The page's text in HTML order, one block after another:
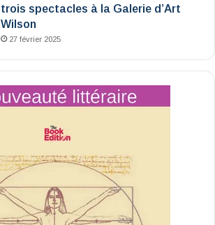
trois spectacles à la Galerie d’Art
Wilson
27 février 2025